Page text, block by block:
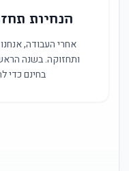
הנחיות
אחרי העבודה,
ותחזוקה. בשנה
בחינם כדי